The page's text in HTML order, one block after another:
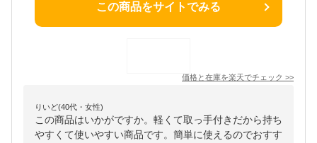
この商品をサイトでみる
価格と在庫を楽天でチェック >>
りいど(40代・女性)
この商品はいかがですか。軽くて取っ手付きだから持ち
やすくて使いやすい商品です。簡単に使えるのでおすす